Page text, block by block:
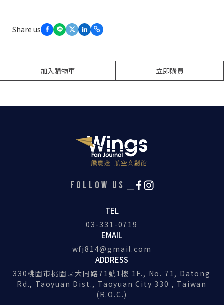
加入購物車 立即購買
TEL
03-331-0719
EMAIL
wfj814@gmail.com
ADDRESS
330桃園市桃園區大同路71號1樓 1F., No. 71, Datong
Rd., Taoyuan Dist., Taoyuan City 330 , Taiwan
(R.O.C.)
FOLLOW US